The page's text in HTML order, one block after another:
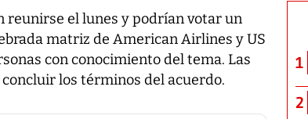
reunirse el lunes y podrían votar un
matriz de American Airlines y US
con conocimiento del tema. Las
los términos del acuerdo.
1
2